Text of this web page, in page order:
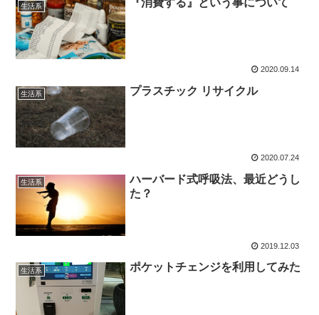
生活系 『消費する』という事について
2020.09.14
生活系 プラスチック リサイクル
2020.07.24
生活系
ハーバード式呼吸法、最近どうし
た？
2019.12.03
生活系 ポケットチェンジを利用してみた